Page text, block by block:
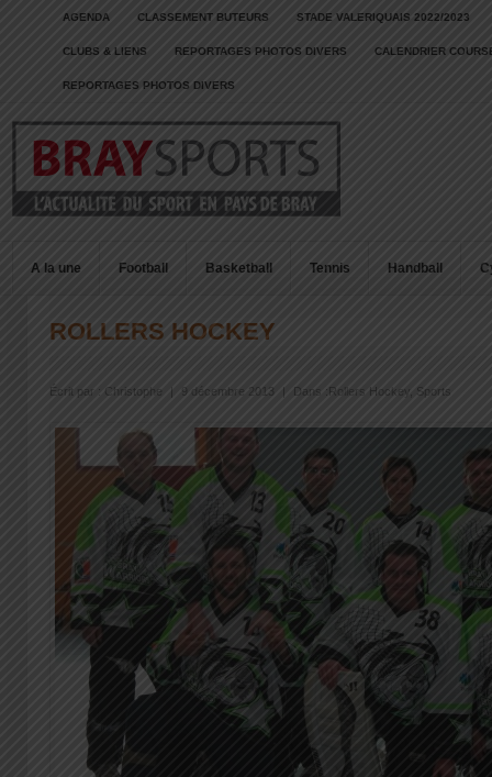
AGENDA CLASSEMENT BUTEURS STADE VALERIQUAIS 2022/2023
CLUBS & LIENS REPORTAGES PHOTOS DIVERS CALENDRIER
REPORTAGES PHOTOS DIVERS
A la une Football Basketball Tennis Handball
ROLLERS HOCKEY
Écrit par : Christophe 9 décembre 2013 | Dans : Rollers Hockey Sports